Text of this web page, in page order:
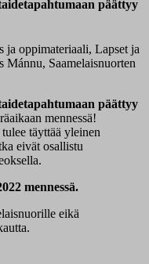
päättyy
ja oppimateriaali, Lapset ja
Mánnu, Saamelaisnuorten
päättyy
mennessä!
täyttää yleinen
eivät osallistu
mennessä.
eikä